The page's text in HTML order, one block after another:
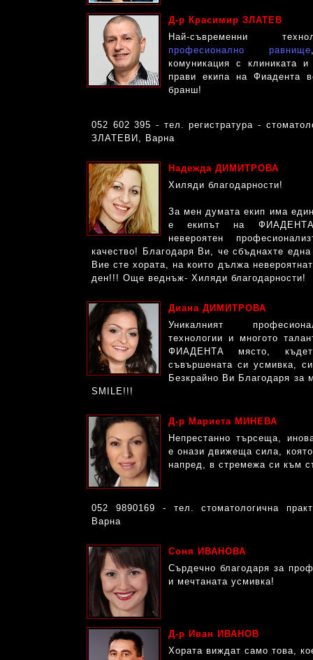
Д-р Красимир ЗЛАТЕВ
Най-съвременни
професионално равнище
комуникация с клиниката
прави екипа на Фиадента
бранш!
052 602 395 - тел. регистратура -
ЗЛАТЕВИ, Варна
Надежда ДИМИТРОВА
Хиляди благодарности!
За мен думата екип има
е екипът на
невероятен
качество! Благодаря Ви, че сбъднахте
Вие сте хората, на които дължа
ден!!! Още веднъж- Хиляди благодарности!
Диана ДИМИТРОВА
Уникалният
технологии и многото
ФИАДЕНТА място,
съвършената си усмивка,
Безкрайно Ви Благодаря за
SMILE!!!
Д-р Мариета МИНЕВА
Непрестанно търсеща,
е онази движеща сила,
напред, в стремежа си към
052 9890169 - тел. стоматологична
Варна
Соня ИВАНОВА
Сърдечно благодаря за
и мечтаната усмивка!
Д-р Иван ИВАНОВ
Хората виждат само това,